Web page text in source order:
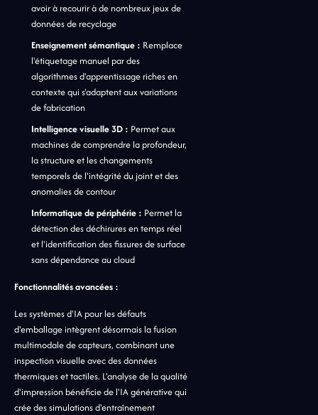
avoir à recourir à de nombreux jeux de
données de recyclage
Enseignement sémantique : Remplace
l'étiquetage manuel par des
algorithmes d'apprentissage riches en
contexte qui s'adaptent aux variations
de fabrication
Intelligence visuelle 3D : Permet aux
machines de comprendre la profondeur,
la structure et les changements
temporels de l'intégrité du joint et des
anomalies de contour
Informatique de périphérie : Permet la
détection des déchirures en temps réel
et l'identification des fissures de surface
sans dépendance au cloud
Fonctionnalités avancées :
Les systèmes d'IA pour les défauts
d'emballage intègrent désormais la fusion
multimodale de capteurs, combinant une
inspection visuelle avec des données
thermiques et tactiles. L'analyse de la qualité
d'impression bénéficie de l'IA générative qui
crée des simulations d'entraînement